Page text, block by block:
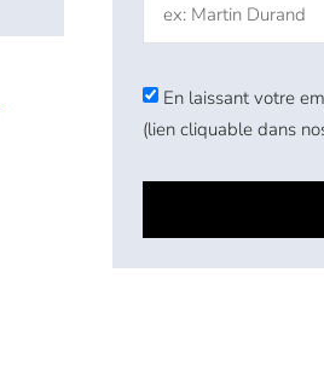
En laissant votre
(lien cliquable dans